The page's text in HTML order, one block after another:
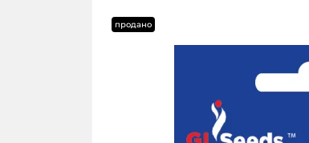
продано